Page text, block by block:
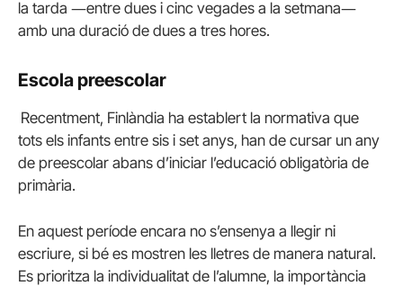
la tarda ―entre dues i cinc vegades a la setmana―
amb una duració de dues a tres hores.
Escola preescolar
Recentment, Finlàndia ha establert la normativa que
tots els infants entre sis i set anys, han de cursar un any
de preescolar abans d’iniciar l’educació obligatòria de
primària.
En aquest període encara no s’ensenya a llegir ni
escriure, si bé es mostren les lletres de manera natural.
Es prioritza la individualitat de l’alumne, la importància